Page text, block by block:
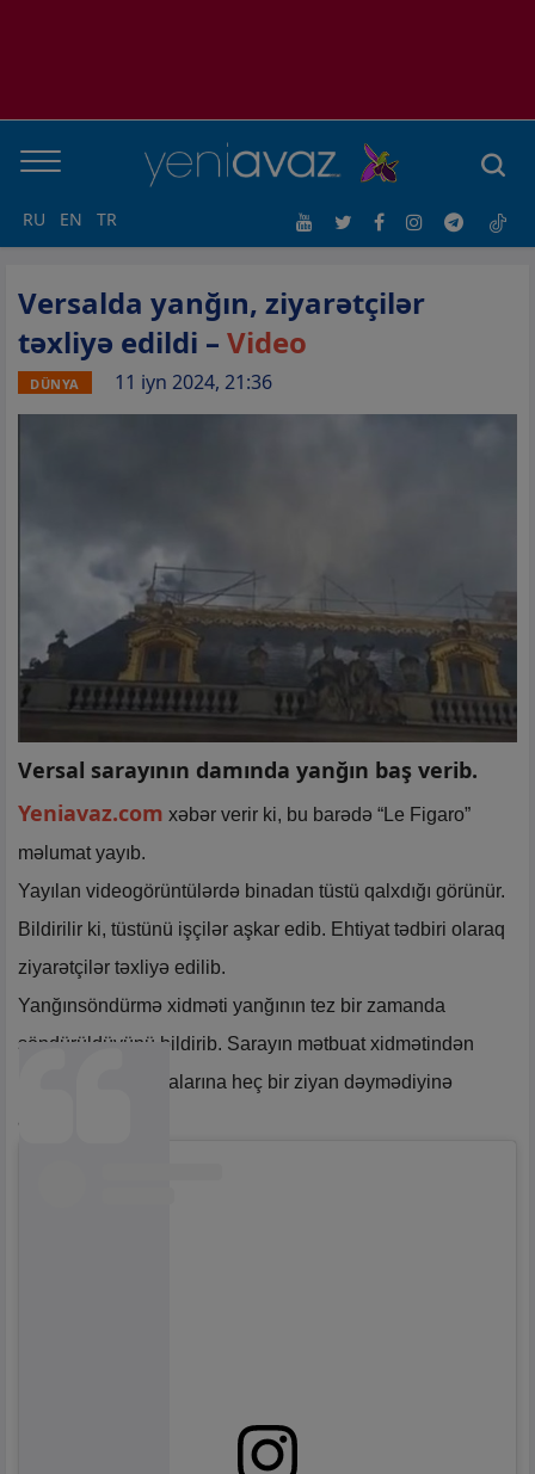
RU EN TR
Versalda yanğın, ziyarətçilər
təxliyə edildi – Video
DÜNYA 11 iyn 2024, 21:36
Versal sarayının damında yanğın baş verib.
Yeniavaz.com xəbər verir ki, bu barədə “Le Figaro”
məlumat yayıb.
Yayılan videogörüntülərdə binadan tüstü qalxdığı görünür.
Bildirilir ki, tüstünü işçilər aşkar edib. Ehtiyat tədbiri olaraq
ziyarətçilər təxliyə edilib.
Yanğınsöndürmə xidməti yanğının tez bir zamanda
söndürüldüyünü bildirib. Sarayın mətbuat xidmətindən
muzeyin kolleksiyalarına heç bir ziyan dəymədiyinə
aydınlıq gətirilib.